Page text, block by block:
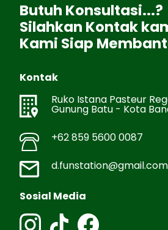
Butuh Konsultasi...?
Silahkan Kontak
Kami Siap
Kontak
Ruko Istana Pasteur
Gunung Batu - Kota
+62 859 5600 0087
d.funstation@gmail.com
Sosial Media